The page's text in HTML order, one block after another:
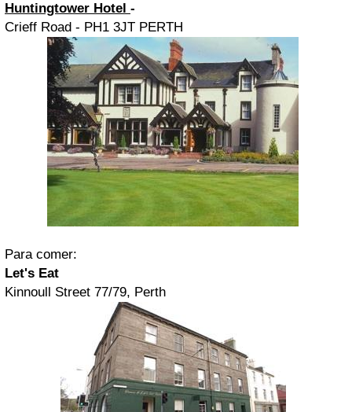
Huntingtower Hotel -
Crieff Road - PH1 3JT PERTH
Para comer:
Let's Eat
Kinnoull Street 77/79, Perth